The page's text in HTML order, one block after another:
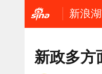
新浪
新政多方